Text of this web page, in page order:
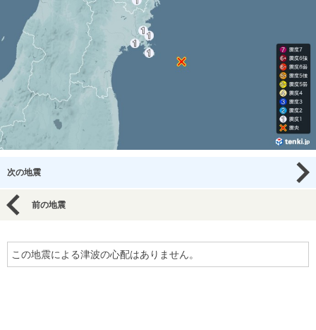
次の地震
前の地震
この地震による津波の心配はありません。